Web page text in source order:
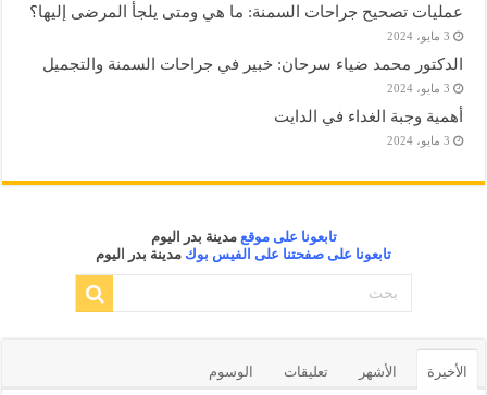
عمليات تصحيح جراحات السمنة: ما هي ومتى يلجأ المرضى إليها؟
3 مايو، 2024
الدكتور محمد ضياء سرحان: خبير في جراحات السمنة والتجميل
3 مايو، 2024
أهمية وجبة الغداء في الدايت
3 مايو، 2024
تابعونا على موقع مدينة بدر اليوم
تابعونا على صفحتنا على الفيس بوك مدينة بدر اليوم
الأخيرة الأشهر تعليقات الوسوم